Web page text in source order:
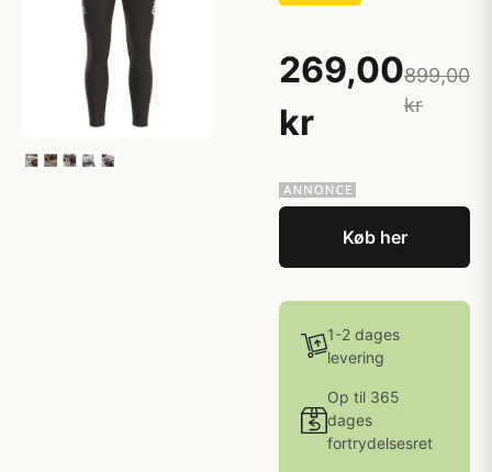
269,00
kr
899,00
kr
Køb her
1-2 dages
levering
Op til 365
dages
fortrydelsesret